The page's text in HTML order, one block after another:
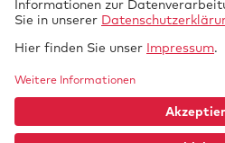
Tech­nik braucht
Si­cher­heit.